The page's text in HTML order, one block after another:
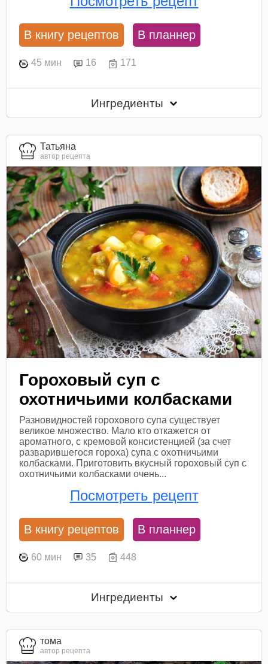
В книгу рецептов В планнер
45 мин 16 171
Ингредиенты
Татьяна
автор рецепта
Гороховый суп с
охотничьими колбасками
Разновидностей горохового супа существует
великое множество. Мало кто откажется от
ароматного, с кремовой консистенцией (за счет
разварившегося гороха) супа с охотничьими
колбасками. Приготовить вкусный гороховый суп с
охотничьими колбасками очень...
Посмотреть рецепт
В книгу рецептов В планнер
60 мин 35 448
Ингредиенты
тома
автор рецепта